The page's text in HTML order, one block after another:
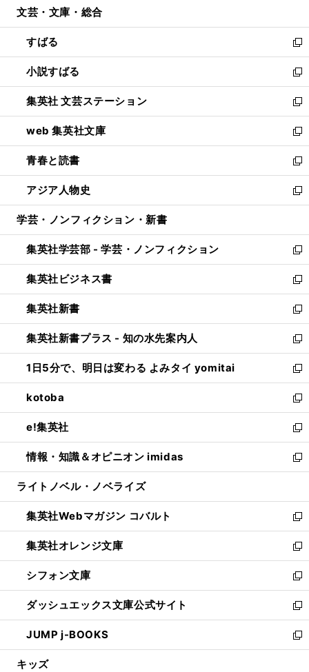
開
く
ウ
で
開
く
ン
ド
ウ
で
開
く
文芸・文庫・総合
すばる
新
し
い
ウ
ィ
ン
ド
ウ
で
開
く
小説すばる
新
し
い
ウ
ィ
ン
ド
ウ
で
開
集英社 文芸ステーション
新
し
い
ウ
ィ
ン
ド
ウ
開
く
web 集英社文庫
新
し
い
ウ
ィ
ン
ウ
で
開
く
青春と読書
新
し
い
ウ
ン
ド
ウ
で
開
く
アジア人物史
新
し
ウ
ィ
ン
ド
ウ
で
開
く
学芸・ノンフィクション・新書
集英社学芸部 - 学芸・ノンフィクション
新
し
い
ウ
ィ
ン
ド
ウ
で
開
く
集英社ビジネス書
新
し
い
ウ
ィ
ン
ド
ウ
で
開
く
集英社新書
新
し
い
ウ
ィ
ン
ド
ウ
で
開
く
集英社新書プラス - 知の水先案内人
新
し
い
ウ
ィ
ン
ド
ウ
で
開
1日5分で、明日は変わる よみタイ yomitai
新
し
い
ウ
ィ
ン
ド
ウ
開
く
kotoba
新
し
い
ウ
ィ
ン
ウ
で
開
く
e!集英社
新
し
い
ウ
ン
ド
ウ
で
開
く
情報・知識＆オピニオン imidas
新
し
ウ
ィ
ン
ド
ウ
で
開
く
ライトノベル・ノベライズ
集英社Webマガジン コバルト
新
し
い
ウ
ィ
ン
ド
ウ
で
開
集英社オレンジ文庫
新
し
い
ウ
ィ
ン
ド
ウ
シフォン文庫
新
し
い
ウ
ィ
ン
ダッシュエックス文庫公式サイト
新
し
い
ウ
JUMP j-BOOKS
新
し
キッズ